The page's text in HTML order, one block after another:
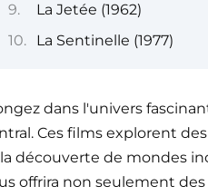
La Jetée (1962)
La Sentinelle (1977)
dans l'univers
Ces films explorent
découverte de mondes
offrira non seulement